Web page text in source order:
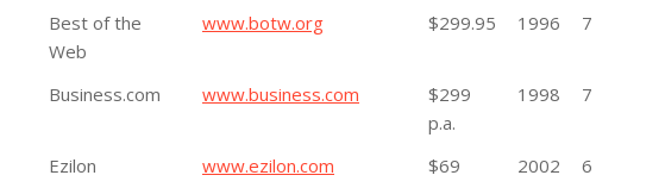
Best of the
Web
www.botw.org $299.95 1996 7
Business.com www.business.com
$299
p.a.
1998 7
Ezilon www.ezilon.com $69 2002 6